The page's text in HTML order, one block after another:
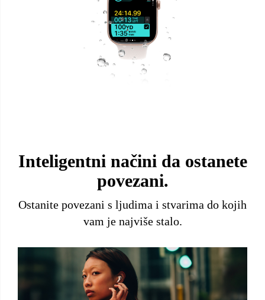
Inteligentni načini da ostanete
povezani.
Ostanite povezani s ljudima i stvarima do kojih
vam je najviše stalo.